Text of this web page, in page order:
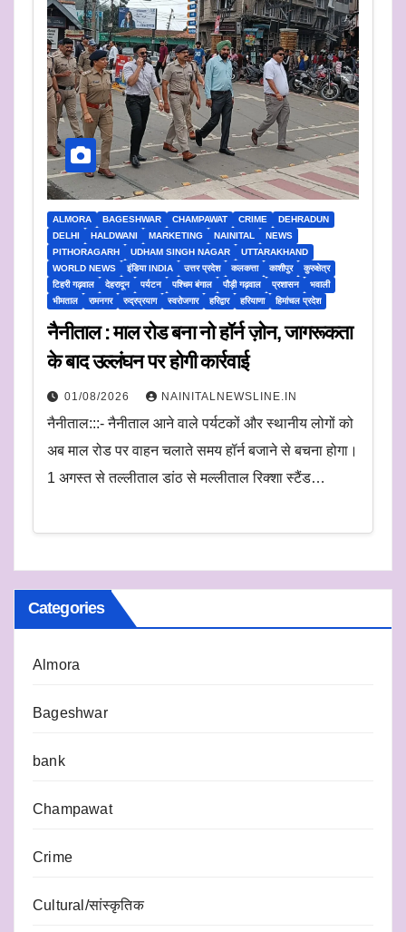
ALMORA BAGESHWAR CHAMPAWAT CRIME
DEHRADUN
DELHI
HALDWANI MARKETING NAINITAL
NEWS
PITHORAGARH
UDHAM SINGH NAGAR
UTTARAKHAND
WORLD NEWS
इंडिया INDIA उत्तर प्रदेश कलकत्ता काशीपुर
कुरुक्षेत्र
टिहरी गढ़वाल
देहरादून पर्यटन पश्चिम बंगाल पौड़ी गढ़वाल प्रशासन
भवाली
भीमताल
रामनगर रुद्रप्रयाग स्वरोजगार हरिद्वार हरियाणा हिमांचल प्रदेश
नैनीताल : माल रोड बना नो हॉर्न ज़ोन, जागरूकता
के बाद उल्लंघन पर होगी कार्रवाई
01/08/2026 NAINITALNEWSLINE.IN
नैनीताल:::- नैनीताल आने वाले पर्यटकों और स्थानीय लोगों को
अब माल रोड पर वाहन चलाते समय हॉर्न बजाने से बचना होगा।
1 अगस्त से तल्लीताल डांठ से मल्लीताल रिक्शा स्टैंड…
Categories
Almora
Bageshwar
bank
Champawat
Crime
Cultural/सांस्कृतिक